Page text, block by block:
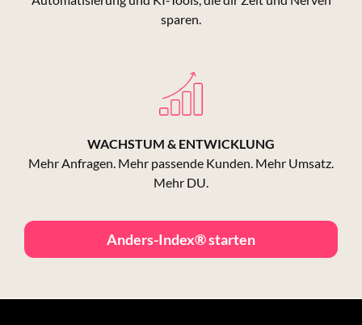
sparen.
WACHSTUM & ENTWICKLUNG
Mehr Anfragen. Mehr passende Kunden. Mehr Umsatz.
Mehr DU.
Anders-Index® starten